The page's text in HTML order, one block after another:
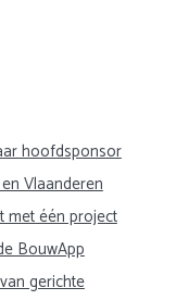
hoofdsponsor
Vlaanderen
met één project
BouwApp
gerichte